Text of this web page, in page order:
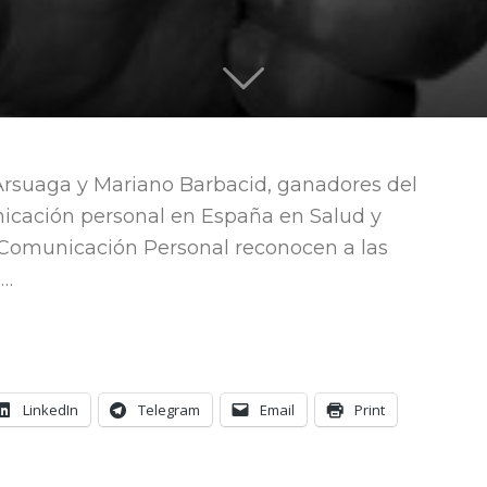
quieren
liderar
y Mariano Barbacid, ganadores del
personal en España en Salud y
Personal reconocen a las
LinkedIn Telegram Email Print